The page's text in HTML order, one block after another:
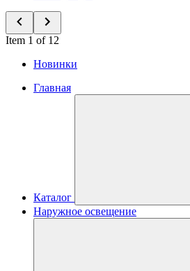
Item 1 of 12
Новинки
Главная
Каталог
Наружное освещение